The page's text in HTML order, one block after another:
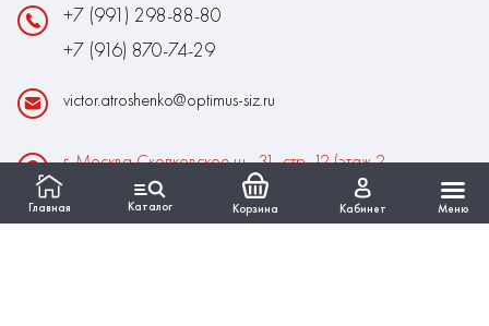
Главная Каталог Корзина Кабинет Меню
+7 (991) 298-88-80
+7 (916) 870-74-29
victor.atroshenko@optimus-siz.ru
г. Москва Сколковское ш., 31, стр. 12 (этаж 2,
помещение 22)
Время работы: